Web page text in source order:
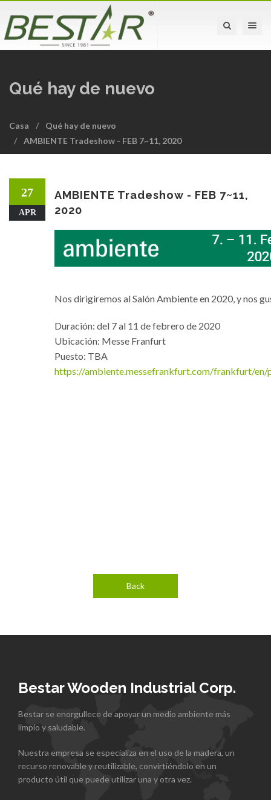
Toggle
Qué hay de nuevo
Casa
Qué hay de nuevo
AMBIENTE Tradeshow - FEB 7~11, 2020
27
APR
AMBIENTE Tradeshow - FEB 7~11,
2020
Nos dirigiremos al Salón Ambiente en 2020, y nos
Duración: del 7 al 11 de febrero de 2020
Ubicación: Messe Franfurt
Puesto: TBA
https://ambiente.messefrankfurt.com/frankfurt/
Back
Bestar Wooden Industrial Corp.
Bestar se enorgullece de apoyar un medio ambiente más
limpio y saludable.
Nuestra empresa se especializa en el uso de la madera, un
recurso renovable y reutilizable, convirtiéndolo en un
producto útil que puede utilizar una y otra vez.